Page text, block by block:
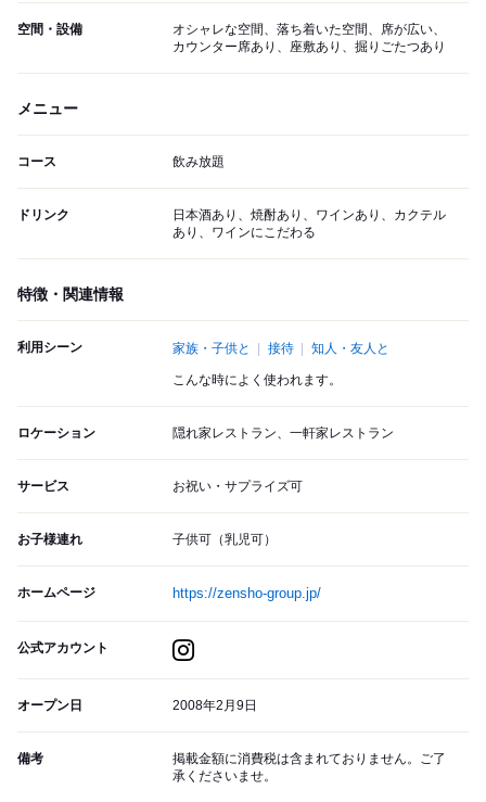
空間・設備
オシャレな空間、落ち着いた空間、席が広い、
カウンター席あり、座敷あり、掘りごたつあり
メニュー
コース 飲み放題
ドリンク
日本酒あり、焼酎あり、ワインあり、カクテル
あり、ワインにこだわる
特徴・関連情報
利用シーン 家族・子供と 接待 知人・友人と
こんな時によく使われます。
ロケーション 隠れ家レストラン、一軒家レストラン
サービス お祝い・サプライズ可
お子様連れ 子供可（乳児可）
ホームページ https://zensho-group.jp/
公式アカウント
オープン日 2008年2月9日
備考
掲載金額に消費税は含まれておりません。ご了
承くださいませ。